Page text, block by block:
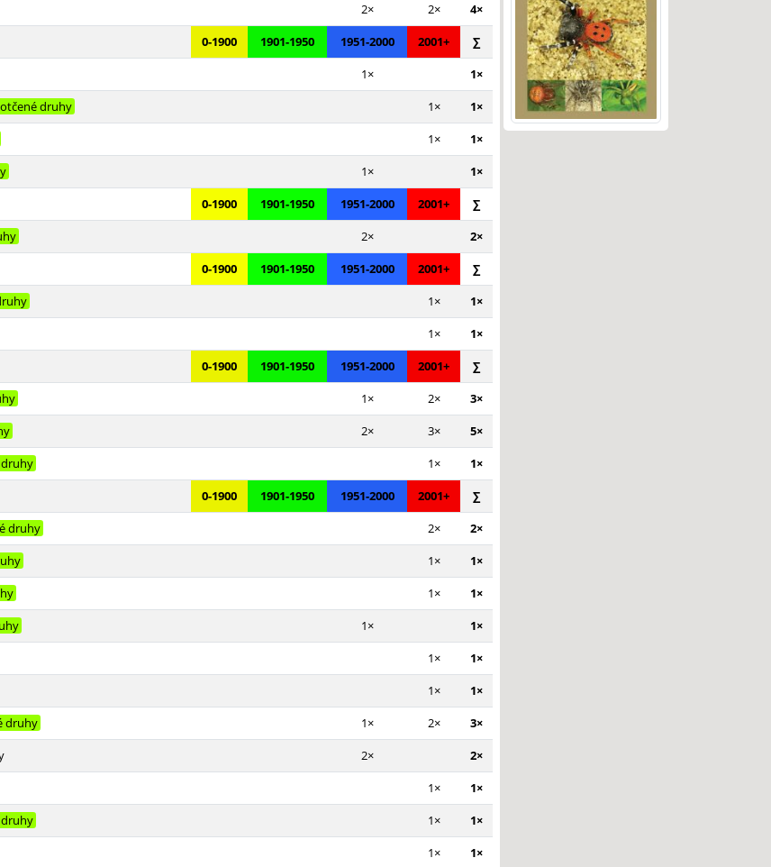
2× 2×
4×
0-1900 1901-1950 1951-2000 2001+
∑
1×
1×
druhy 1×
1×
1×
1×
1×
1×
0-1900 1901-1950 1951-2000 2001+
∑
2×
2×
0-1900 1901-1950 1951-2000 2001+
∑
1×
1×
1×
1×
0-1900 1901-1950 1951-2000 2001+
∑
1× 2×
3×
2× 3×
5×
1×
1×
0-1900 1901-1950 1951-2000 2001+
∑
druhy 2×
2×
1×
1×
1×
1×
1×
1×
1×
1×
1×
1×
druhy 1× 2×
3×
2×
2×
1×
1×
1×
1×
1×
1×